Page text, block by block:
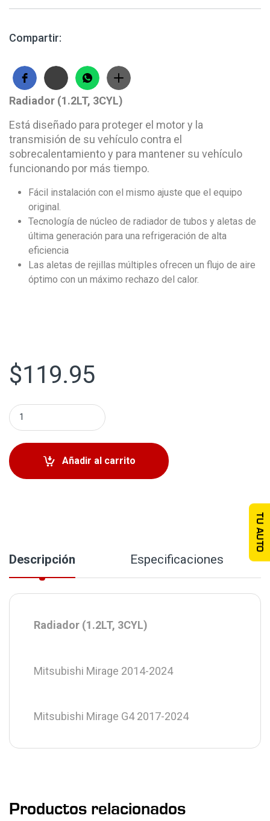
Compartir:
Radiador (1.2LT, 3CYL)
Está diseñado para proteger el motor y la
transmisión de su vehículo contra el
sobrecalentamiento y para mantener su vehículo
funcionando por más tiempo.
Fácil instalación con el mismo ajuste que el equipo
original.
Tecnología de núcleo de radiador de tubos y aletas de
última generación para una refrigeración de alta
eficiencia
Las aletas de rejillas múltiples ofrecen un flujo de aire
óptimo con un máximo rechazo del calor.
$119.95
Radiador Mitsubishi Mirage 2014-2024 Mitsubishi Mirage
Añadir al carrito
Descripción Especificaciones
Radiador (1.2LT, 3CYL)
Mitsubishi Mirage 2014-2024
Mitsubishi Mirage G4 2017-2024
Productos relacionados
TU AUTO